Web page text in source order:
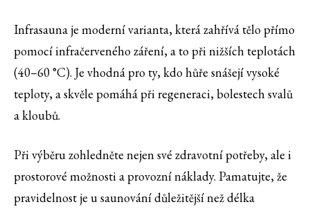
Infrasauna je moderní varianta, která zahřívá tělo přímo
pomocí infračerveného záření, a to při nižších teplotách
(40–60 °C). Je vhodná pro ty, kdo hůře snášejí vysoké
teploty, a skvěle pomáhá při regeneraci, bolestech svalů
a kloubů.
Při výběru zohledněte nejen své zdravotní potřeby, ale i
prostorové možnosti a provozní náklady. Pamatujte, že
pravidelnost je u saunování důležitější než délka